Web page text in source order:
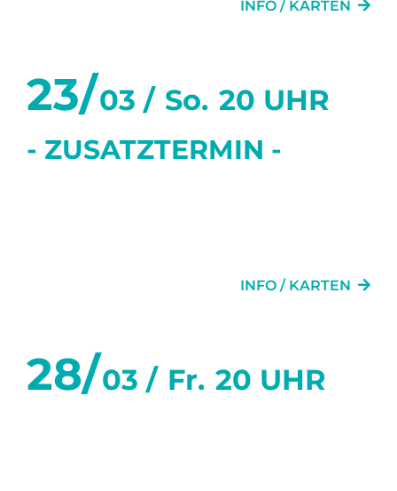
INFO / KARTEN
23/03 / So. 20 UHR
- ZUSATZTERMIN -
INFO / KARTEN
28/03 / Fr. 20 UHR